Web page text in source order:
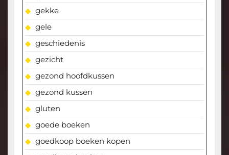
gekke
gele
geschiedenis
gezicht
gezond hoofdkussen
gezond kussen
gluten
goede boeken
goedkoop boeken kopen